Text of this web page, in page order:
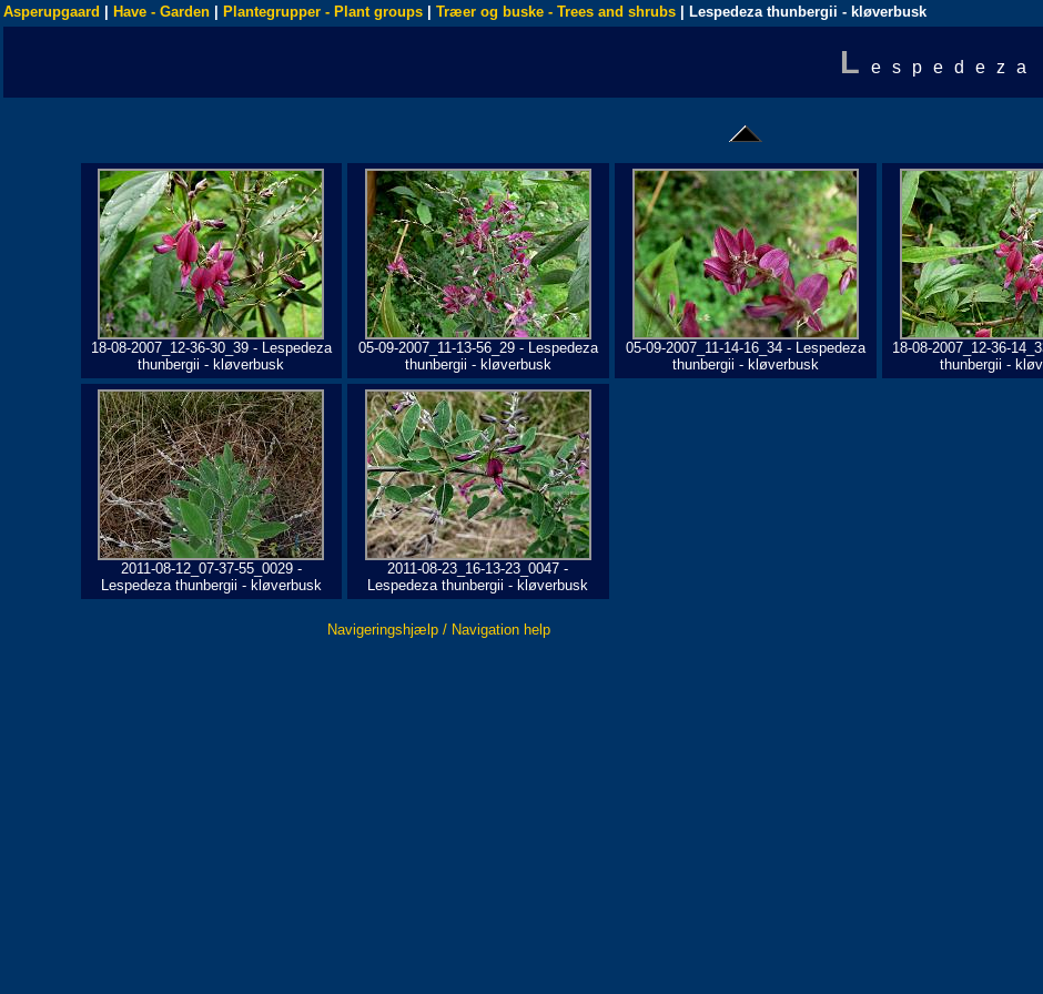
Asperupgaard Have - Garden Plantegrupper - Plant groups Træer og buske - Trees and shrubs | Lespedeza thunbergii - kløverbusk
L
18-08-2007_12-36-30_39 - Lespedeza
thunbergii - kløverbusk
05-09-2007_11-13-56_29 - Lespedeza
thunbergii - kløverbusk
05-09-2007_11-14-16_34 - Lespedeza
thunbergii - kløverbusk
18-08-2007_12-36-
thunbergii -
2011-08-12_07-37-55_0029 -
Lespedeza thunbergii - kløverbusk
2011-08-23_16-13-23_0047 -
Lespedeza thunbergii - kløverbusk
Navigeringshjælp / Navigation help